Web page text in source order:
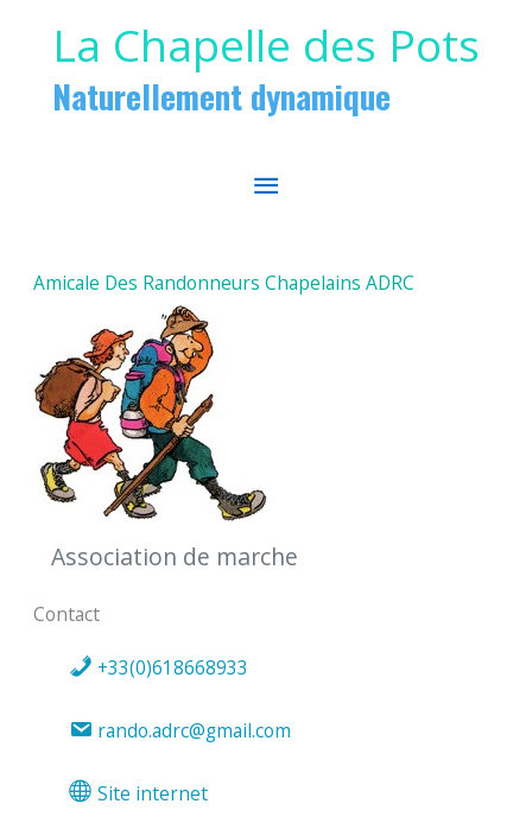
La Chapelle des Pots
Naturellement dynamique
MENU
Amicale Des Randonneurs Chapelains ADRC
Association de marche
Contact
+33(0)618668933
rando.adrc@gmail.com
Site internet